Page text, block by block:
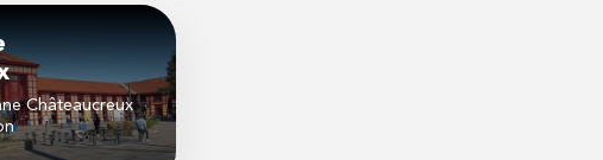
Châteaucreux